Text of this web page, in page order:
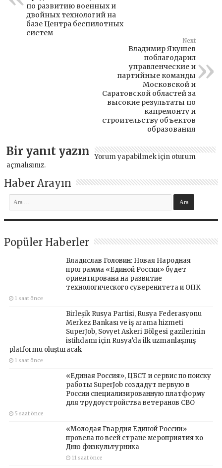
по развитию военных и
двойных технологий на
базе Центра беспилотных
систем
Next
Владимир Якушев
поблагодарил
управленческие и
партийные команды
Московской и
Саратовской областей за
высокие результаты по
капремонту и
строительству объектов
образования
Bir yanıt yazın Yorum yapabilmek için oturum
açmalısınız.
Haber Arayın
Popüler Haberler
Владислав Головин: Новая Народная
программа «Единой России» будет
ориентирована на развитие
технологического суверенитета и ОПК
1 saat önce
Birleşik Rusya Partisi, Rusya Federasyonu
Merkez Bankası ve iş arama hizmeti
SuperJob, Sovyet Askeri Bölgesi gazilerinin
istihdamı için Rusya’da ilk uzmanlaşmış
platformu oluşturacak
1 saat önce
«Единая Россия», ЦБСТ и сервис по поиску
работы SuperJob создадут первую в
России специализированную платформу
для трудоустройства ветеранов СВО
5 saat önce
«Молодая Гвардия Единой России»
провела по всей стране мероприятия ко
Дню физкультурника
11 saat önce